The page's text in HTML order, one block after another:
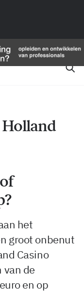
het
groot onbenut
Casino
van de
en op